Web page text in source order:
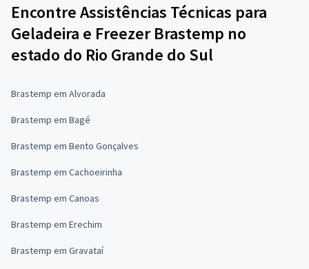
Encontre Assistências Técnicas para
Geladeira e Freezer Brastemp no
estado do Rio Grande do Sul
Brastemp em Alvorada
Brastemp em Bagé
Brastemp em Bento Gonçalves
Brastemp em Cachoeirinha
Brastemp em Canoas
Brastemp em Erechim
Brastemp em Gravataí